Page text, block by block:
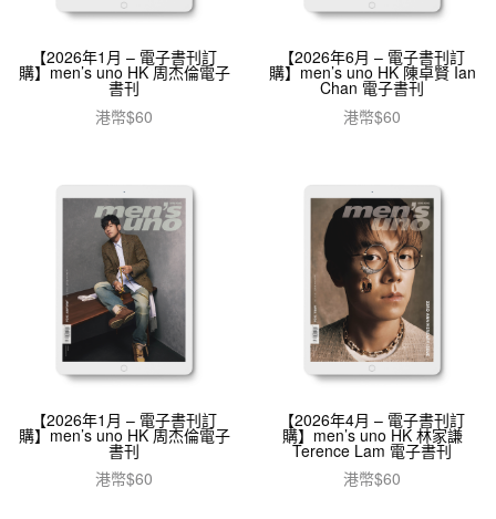
【2026年1月 – 電子書刊訂
購】men’s uno HK 周杰倫電子
書刊
港幣$60
【2026年6月 – 電子書刊訂
購】men’s uno HK 陳卓賢 Ian
Chan 電子書刊
港幣$60
【2026年1月 – 電子書刊訂
購】men’s uno HK 周杰倫電子
書刊
港幣$60
【2026年4月 – 電子書刊訂
購】men’s uno HK 林家謙
Terence Lam 電子書刊
港幣$60